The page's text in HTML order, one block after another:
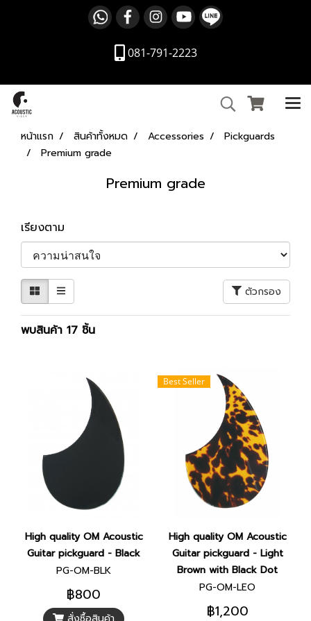
081-791-2223
หน้าแรก สินค้าทั้งหมด Accessories
Pickguards
Premium grade
Premium grade
เรียงตาม
ตัวกรอง
พบสินค้า 17 ชิ้น
High quality OM Acoustic
Guitar pickguard - Black
PG-OM-BLK
฿800
Best Seller
High quality OM Acoustic
Guitar pickguard - Light
Brown with Black Dot
PG-OM-LEO
฿1,200